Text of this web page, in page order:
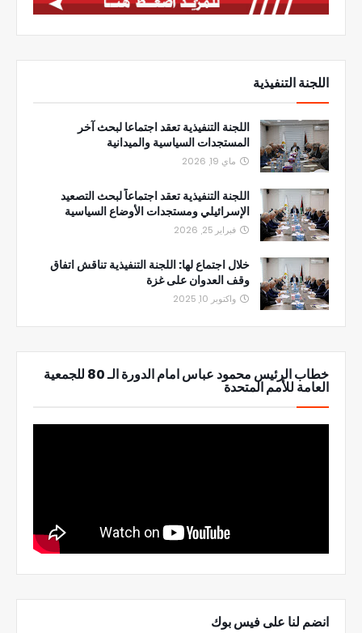
اللجنة التنفيذية
اللجنة التنفيذية تعقد اجتماعا لبحث آخر
المستجدات السياسية والميدانية
ماي 19, 2026
اللجنة التنفيذية تعقد اجتماعاً لبحث التصعيد
الإسرائيلي ومستجدات الأوضاع السياسية
فبراير 25, 2026
خلال اجتماع لها: اللجنة التنفيذية تناقش اتفاق
وقف العدوان على غزة
واكتوبر 10, 2025
خطاب الرئيس محمود عباس امام الدورة الـ 80 للجمعية
العامة للأمم المتحدة
انضم لنا على فيس بوك